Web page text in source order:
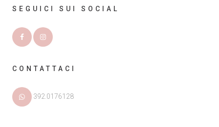
SEGUICI SUI SOCIAL
CONTATTACI
392.0176128